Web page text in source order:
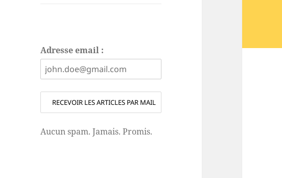
Adresse email :
Aucun spam. Jamais. Promis.